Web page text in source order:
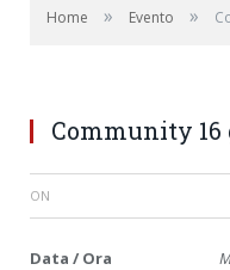
Home » Evento »
Community 16
ON
Data / Ora